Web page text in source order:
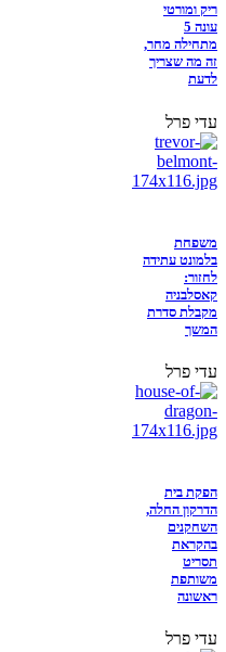
ריק ומורטי
עונה 5
מתחילה מחר,
זה מה שצריך
לדעת
עדי פרל
משפחת
בלמונט עתידה
לחזור:
קאסלבניה
מקבלת סדרת
המשך
עדי פרל
הפקת בית
הדרקון החלה,
השחקנים
בהקראת
תסריט
משותפת
ראשונה
עדי פרל